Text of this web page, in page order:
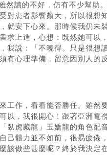
然讀的不好，仍有不少幫助
對患者影響頗大，所以很想
就安下心來。那時候我仍未
求上進，心想：既然她可以
我說：「不曉得。只是很想
有心理準備，留意因別人的
工作，看看能否勝任。雖然
以，我很開心！跟著亞洲電
臥虎藏龍」玉嬌龍的角色配
己體力並不如前，很易疲倦
該做些甚麼呢？終於我決定